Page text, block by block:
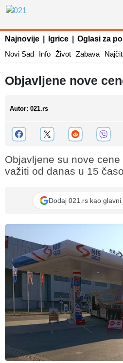
Najnovije Igrice Oglasi za
Novi Sad
Info Život Zabava
Objavljene nove
Autor: 021.rs
Objavljene su nove
važiti od danas u 15
Dodaj 021.rs kao